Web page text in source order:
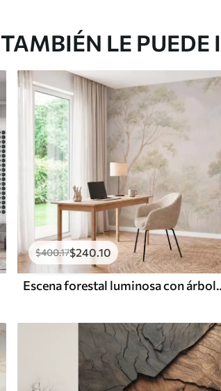
TAMBIÉN LE PUEDE
$400.17$240 .10
Escena